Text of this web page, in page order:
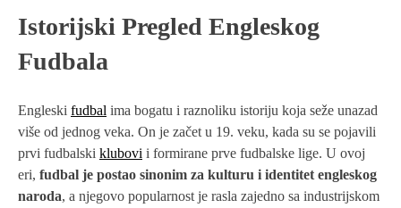
Istorijski Pregled Engleskog
Fudbala
Engleski fudbal ima bogatu i raznoliku istoriju koja seže unazad
više od jednog veka. On je začet u 19. veku, kada su se pojavili
prvi fudbalski klubovi i formirane prve fudbalske lige. U ovoj
eri, fudbal je postao sinonim za kulturu i identitet engleskog
naroda, a njegovo popularnost je rasla zajedno sa industrijskom